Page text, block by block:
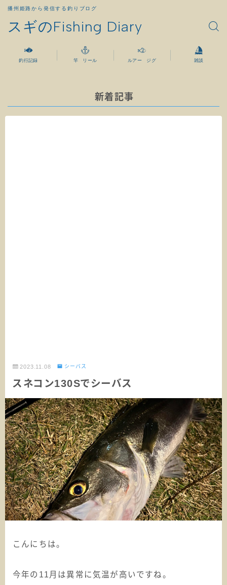
スギのFishing Diary
播州姫路から発信する釣りブログ
釣行記録 竿 リール ルアー ジグ 雑談
新着記事
2023.11.08 シーバス
スネコン130Sでシーバス
こんにちは。
今年の11月は異常に気温が高いですね。